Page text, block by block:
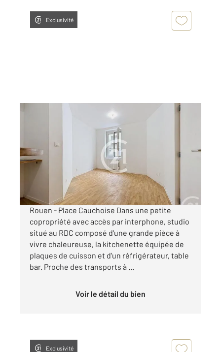
Exclusivité
Appartement F1 à louer
410 €
par mois charges comprises
Rouen - Place Cauchoise Dans une petite
copropriété avec accès par interphone, studio
situé au RDC composé d'une grande pièce à
vivre chaleureuse, la kitchenette équipée de
plaques de cuisson et d'un réfrigérateur, table
bar. Proche des transports à ...
Voir le détail du bien
Exclusivité